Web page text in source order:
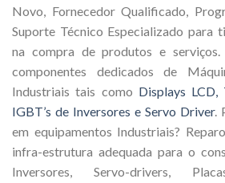
Novo, Fornecedor Qualificado,
Suporte Técnico Especializado para
na compra de produtos e
componentes dedicados de
Industriais tais como Displays LCD,
IGBT’s de Inversores e Servo Driver.
em equipamentos Industriais?
infra-estrutura adequada para o
Inversores, Servo-drivers,